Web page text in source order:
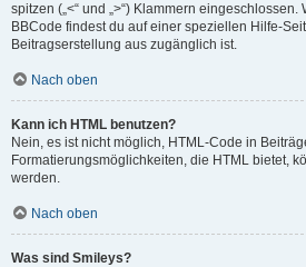
spitzen („<“ und „>“) Klammern
BBCode findest du auf einer speziellen Hilfe-
Beitragserstellung aus zugänglich ist.
Nach oben
Kann ich HTML benutzen?
Nein, es ist nicht möglich, HTML-Code in
Formatierungsmöglichkeiten, die HTML bietet,
werden.
Nach oben
Was sind Smileys?